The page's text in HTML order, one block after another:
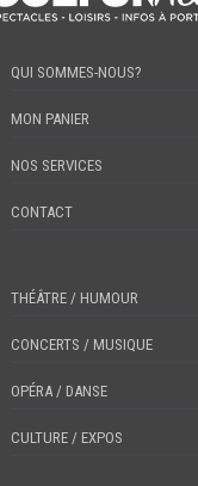
QUI SOMMES-NOUS?
MON PANIER
NOS SERVICES
CONTACT
THÉÂTRE / HUMOUR
CONCERTS / MUSIQUE
OPÉRA / DANSE
CULTURE / EXPOS